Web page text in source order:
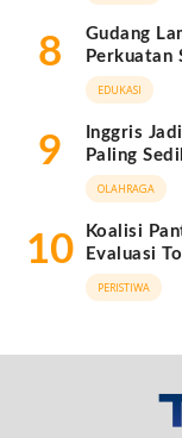
8
Gudang
Perkuatan
EDUKASI
9
Inggris
Paling
OLAHRAGA
10
Koalisi
Evaluasi
PERISTIWA